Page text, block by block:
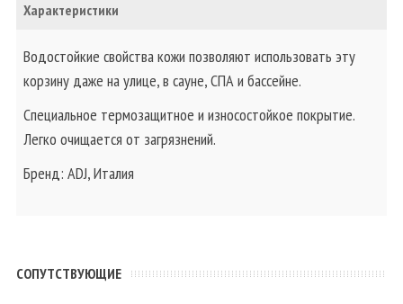
Характеристики
Водостойкие свойства кожи позволяют использовать эту
корзину даже на улице, в сауне, СПА и бассейне.
Специальное термозащитное и износостойкое покрытие.
Легко очищается от загрязнений.
Бренд: ADJ, Италия
CОПУТСТВУЮЩИЕ